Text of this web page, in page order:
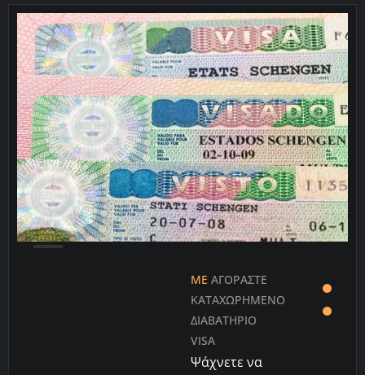
ΜΕ ΑΓΟΡΆΣΤΕ
ΚΑΤΑΧΩΡΗΜΈΝΟ
ΔΙΑΒΑΤΉΡΙΟ
VISA
Ψάχνετε να
Bahasa
Polski
한국어